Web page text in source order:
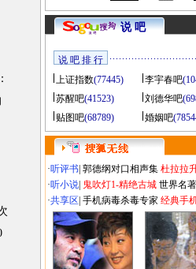
说 吧
说 吧 排 行
上证指数(77445) 李宇春吧
苏醒吧(41523) 刘德华吧
贴图吧(68789) 婚姻吧
·听评书 郭德纲对口相声集 杜拉拉
·听小说 鬼吹灯1-精绝古城 世界名著
·共享区 手机病毒杀毒专家 经典手